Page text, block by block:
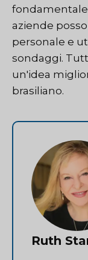
fondamentale
aziende
personale e
sondaggi.
un'idea
brasiliano.
Ruth